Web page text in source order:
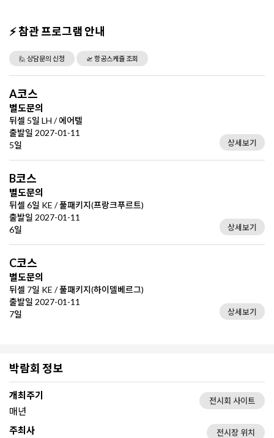
⚡ 참관 프로그램 안내
🙋 상담문의 신청 🛫 항공스케쥴 조회
A코스
별도문의
뒤셀 5일 LH / 에어텔
출발일 2027-01-11
5일
상세보기
B코스
별도문의
뒤셀 6일 KE / 풀패키지(프랑크푸르트)
출발일 2027-01-11
6일
상세보기
C코스
별도문의
뒤셀 7일 KE / 풀패키지(하이델베르그)
출발일 2027-01-11
7일
상세보기
박람회 정보
개최주기
매년
전시회 사이트
주최사
전시장 위치